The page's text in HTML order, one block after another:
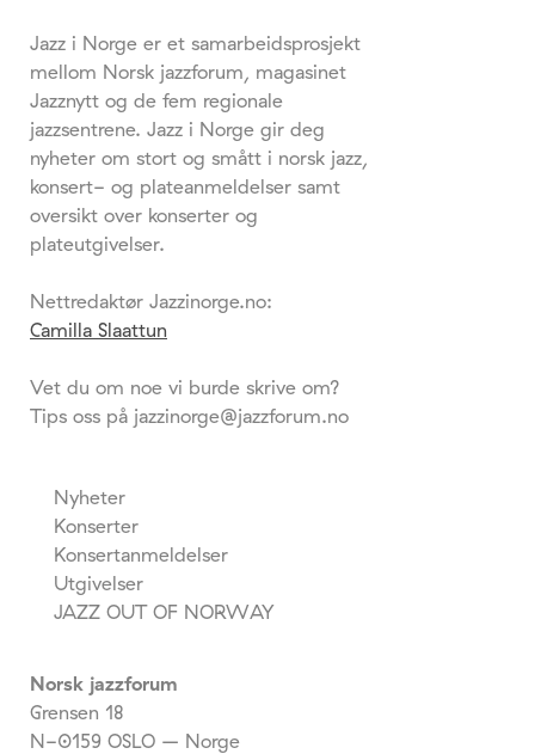
Jazz i Norge er et samarbeidsprosjekt
mellom Norsk jazzforum, magasinet
Jazznytt og de fem regionale
jazzsentrene. Jazz i Norge gir deg
nyheter om stort og smått i norsk jazz,
konsert- og plateanmeldelser samt
oversikt over konserter og
plateutgivelser.
Nettredaktør Jazzinorge.no:
Camilla Slaattun
Vet du om noe vi burde skrive om?
Tips oss på jazzinorge@jazzforum.no
Nyheter
Konserter
Konsertanmeldelser
Utgivelser
JAZZ OUT OF NORWAY
Norsk jazzforum
Grensen 18
N-0159 OSLO – Norge